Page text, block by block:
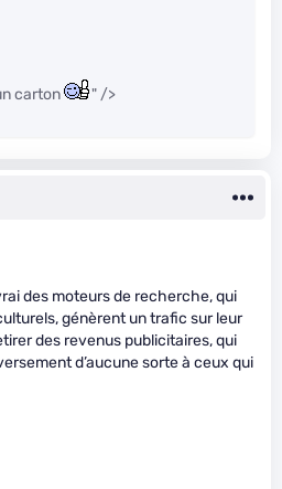
carton " />
des moteurs de recherche, qui
génèrent un trafic sur leur
des revenus publicitaires, qui
d’aucune sorte à ceux qui